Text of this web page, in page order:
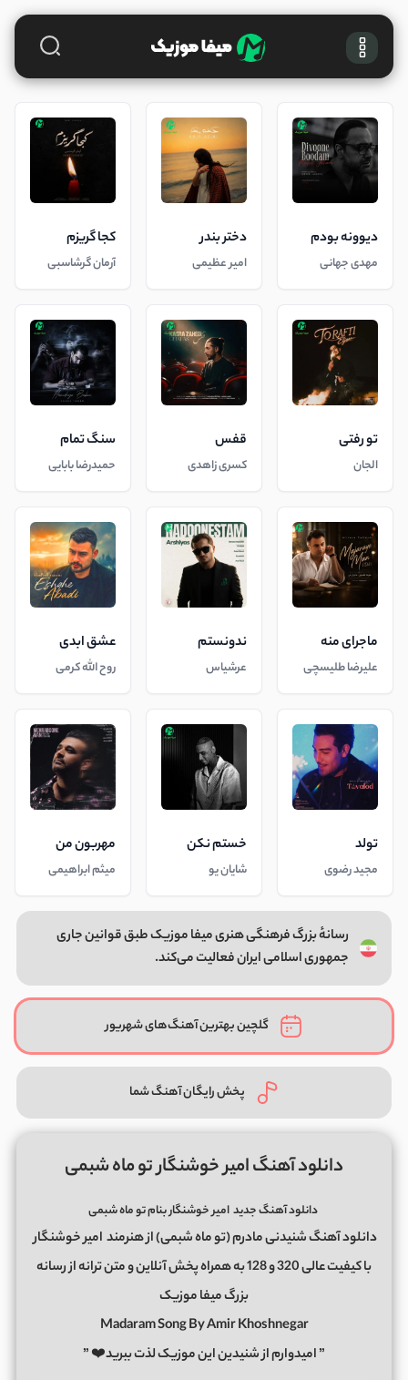
دیوونه بودم
مهدی جهانی
دختر بندر
امیر عظیمی
کجا گریزم
آرمان گرشاسبی
تو رفتی
الجان
قفس
کسری زاهدی
سنگ تمام
حمیدرضا بابایی
ماجرای منه
علیرضا طلیسچی
ندونستم
عرشیاس
عشق ابدی
روح الله کرمی
تولد
مجید رضوی
خستم نکن
شایان یو
مهربون من
میثم ابراهیمی
رسانهٔ بزرگ فرهنگی هنری میفا موزیک طبق قوانین جاری
جمهوری اسلامی ایران فعالیت می‌کند.
گلچین بهترین آهنگ‌های شهریور
پخش رایگان آهنگ شما
دانلود آهنگ امیر خوشنگار تو ماه شبمی
دانلود آهنگ جدیدامیر خوشنگار بنام تو ماه شبمی
دانلود آهنگ شنیدنی مادرم (تو ماه شبمی) از هنرمند امیر خوشنگار
با کیفیت عالی 320 و 128 به همراه پخش آنلاین و متن ترانه از رسانه
بزرگ میفا موزیک
Madaram Song By Amir Khoshnegar
” امیدوارم از شنیدین این موزیک لذت ببرید❤️ ”